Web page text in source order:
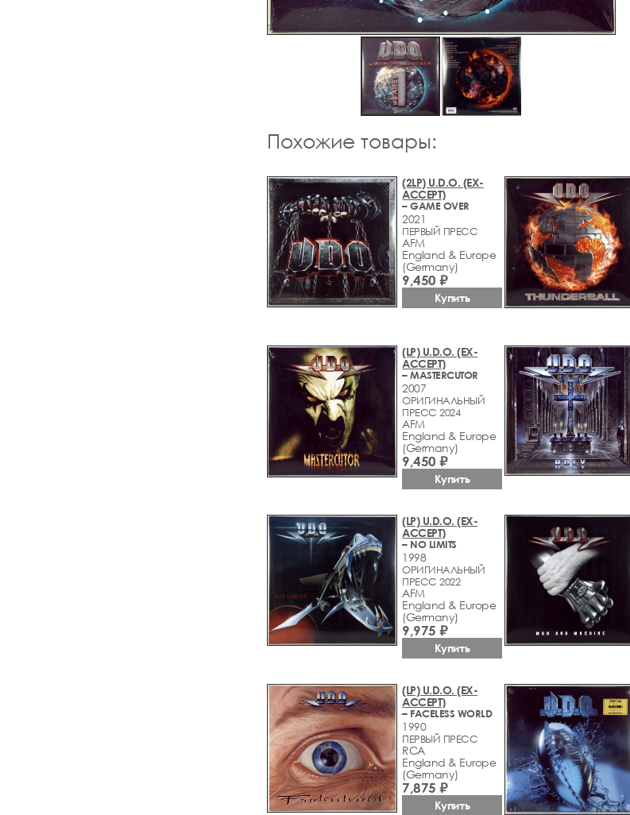
Похожие товары:
(2LP) U.D.O. (EX-
ACCEPT)
– GAME OVER
2021
ПЕРВЫЙ ПРЕСС
AFM
England & Europe
(Germany)
9,450 ₽
Купить
(LP) U.D.O. (EX-
ACCEPT)
– MASTERCUTOR
2007
ОРИГИНАЛЬНЫЙ
ПРЕСС 2024
AFM
England & Europe
(Germany)
9,450 ₽
Купить
(LP) U.D.O. (EX-
ACCEPT)
– NO LIMITS
1998
ОРИГИНАЛЬНЫЙ
ПРЕСС 2022
AFM
England & Europe
(Germany)
9,975 ₽
Купить
(LP) U.D.O. (EX-
ACCEPT)
– FACELESS WORLD
1990
ПЕРВЫЙ ПРЕСС
RCA
England & Europe
(Germany)
7,875 ₽
Купить